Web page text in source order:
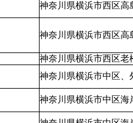
神奈川県横浜市西区高
神奈川県横浜市西区高
神奈川県横浜市西区老
神奈川県横浜市中区、
神奈川県横浜市中区海